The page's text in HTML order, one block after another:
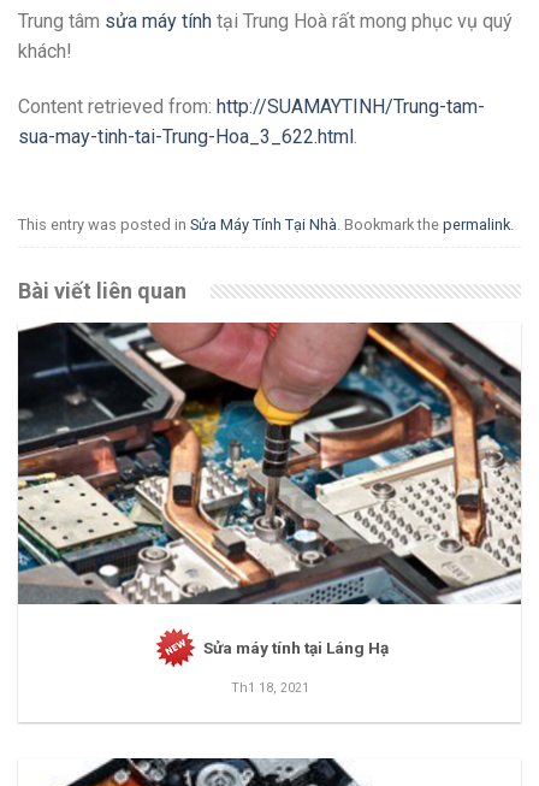
Trung tâm sửa máy tính tại Trung Hoà rất mong phục vụ quý
khách!
Content retrieved from: http://SUAMAYTINH/Trung-tam-
sua-may-tinh-tai-Trung-Hoa_3_622.html.
This entry was posted in Sửa Máy Tính Tại Nhà. Bookmark the permalink.
Bài viết liên quan
Sửa máy tính tại Láng Hạ
Th1 18, 2021